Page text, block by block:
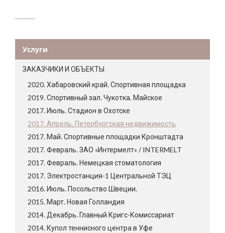
Услуги
ЗАКАЗЧИКИ И ОБЪЕКТЫ
2020. Хабаровский край. Спортивная площадка
2019. Спортивный зал. Чукотка. Майское
2017. Июль. Стадион в Охотске
2017. Апрель. Петербургская недвижимость
2017. Май. Спортивные площадки Кронштадта
2017. Февраль. ЗАО «Интермелт» / INTERMELT
2017. Февраль. Немецкая стоматология
2017. Электростанция-1 Центральной ТЭЦ
2016. Июль. Посольство Швеции.
2015. Март. Новая Голландия
2014. Декабрь. Главный Кригс-Комиссариат
2014. Купол теннисного центра в Уфе